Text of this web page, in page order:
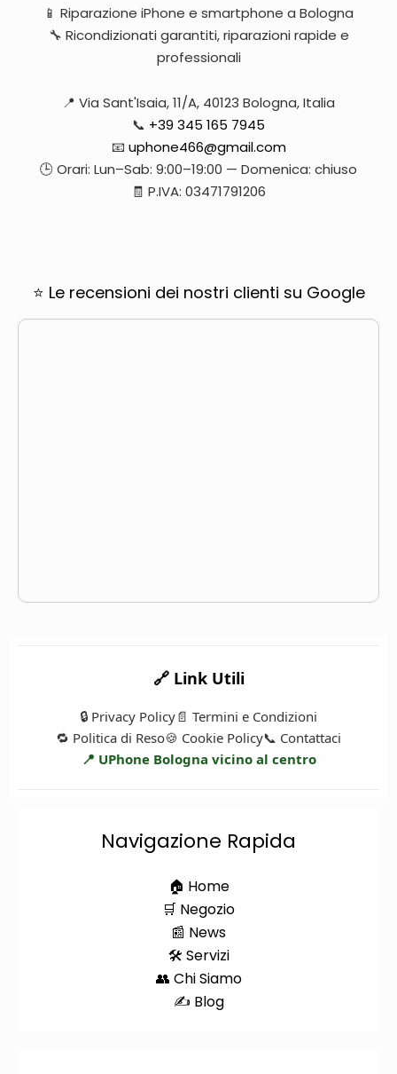
📱 Riparazione iPhone e smartphone a Bologna
🔧 Ricondizionati garantiti, riparazioni rapide e
professionali
📍 Via Sant'Isaia, 11/A, 40123 Bologna, Italia
📞 +39 345 165 7945
📧 uphone466@gmail.com
🕒 Orari: Lun–Sab: 9:00–19:00 — Domenica: chiuso
🧾 P.IVA: 03471791206
⭐ Le recensioni dei nostri clienti su Google
🔗 Link Utili
🔒 Privacy Policy📄 Termini e Condizioni
🔁 Politica di Reso🍪 Cookie Policy📞 Contattaci
📍 UPhone Bologna vicino al centro
Navigazione Rapida
🏠 Home
🛒 Negozio
📰 News
🛠️ Servizi
👥 Chi Siamo
✍️ Blog